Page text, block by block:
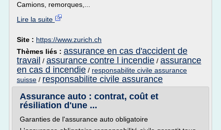
Camions, remorques,...
Lire la suite
Site : https://www.zurich.ch
Thèmes liés : assurance en cas d'accident de
travail / assurance contre l incendie / assurance
en cas d incendie / responsabilite civile assurance
suisse / responsabilite civile assurance
Assurance auto : contrat, coût et
résiliation d'une ...
Garanties de l'assurance auto obligatoire